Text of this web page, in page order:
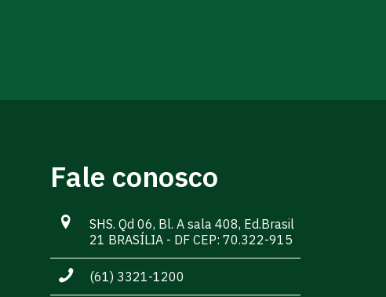
Fale conosco
SHS. Qd 06, Bl. A sala 408, Ed.Brasil
21 BRASÍLIA - DF CEP: 70.322-915
(61) 3321-1200